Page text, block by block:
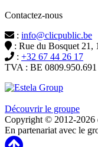
Contactez-nous
: info@clicpublic.be
: Rue du Bosquet
: +32 67 44 26 17
TVA : BE 0809.950.691
Découvrir le groupe
Copyright © 2012-2026
En partenariat avec le